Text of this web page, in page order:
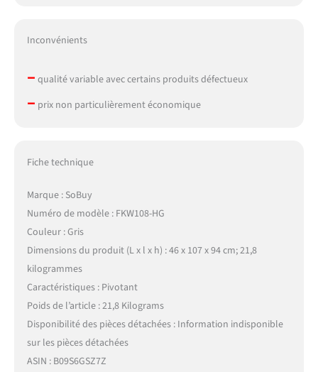
Inconvénients
– qualité variable avec certains produits défectueux
– prix non particulièrement économique
Fiche technique
Marque : SoBuy
Numéro de modèle : FKW108-HG
Couleur : Gris
Dimensions du produit (L x l x h) : 46 x 107 x 94 cm; 21,8
kilogrammes
Caractéristiques : Pivotant
Poids de l’article : 21,8 Kilograms
Disponibilité des pièces détachées : Information indisponible
sur les pièces détachées
ASIN : B09S6GSZ7Z